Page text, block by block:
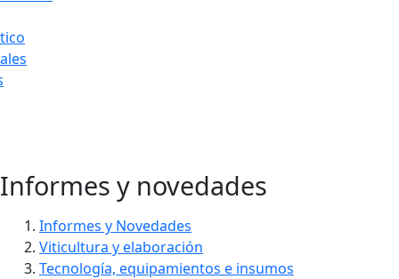
Ir
al
contenido
Informes y novedades
Informes y Novedades
Viticultura y elaboración
Tecnología, equipamientos e insumos